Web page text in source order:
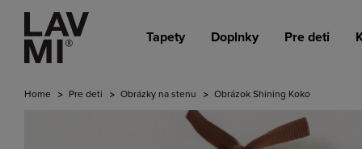
Tapety Doplnky Pre deti
Home Pre deti Obrázky na stenu Obrázok Shining Koko